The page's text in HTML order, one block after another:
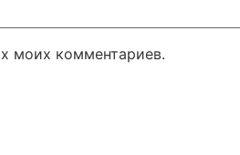
моих комментариев.